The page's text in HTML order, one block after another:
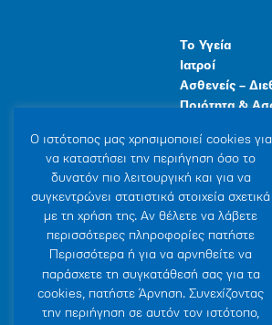
Το Υγεία
Ιατροί
Ασθενείς –
Ποιότητα &
Ανθρώπινο
Προγράμματα
Γενικές
Ο ιστότοπoς μας χρησιμοποιεί cookies για
να καταστήσει την περιήγηση όσο το
δυνατόν πιο λειτουργική και για να
συγκεντρώνει στατιστικά στοιχεία σχετικά
με τη χρήση της. Αν θέλετε να λάβετε
περισσότερες πληροφορίες πατήστε
Περισσότερα ή για να αρνηθείτε να
παράσχετε τη συγκατάθεσή σας για τα
cookies, πατήστε Άρνηση. Συνεχίζοντας
την περιήγηση σε αυτόν τον ιστότοπο,